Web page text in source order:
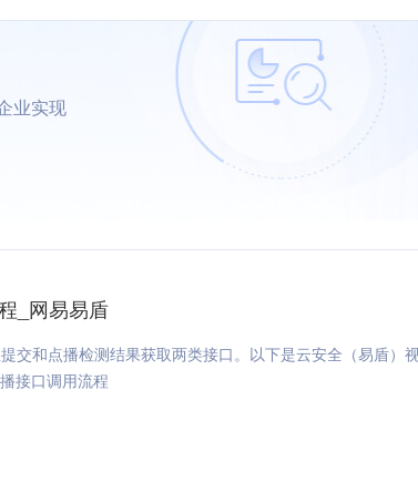
业实现
_网易易盾
交和点播检测结果获取两类接口。以下是云安全（易盾）
接口调用流程